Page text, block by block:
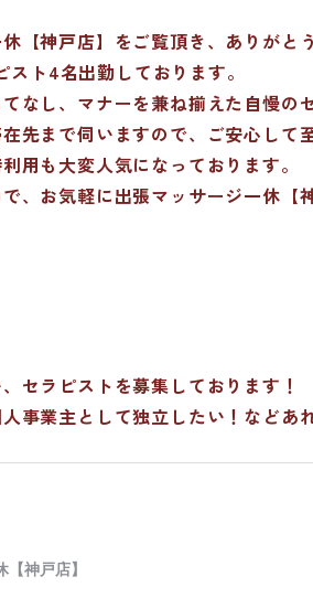
【神戸店】をご覧頂き、ありがと
ト4名出勤しております。
なし、マナーを兼ね揃えた自慢の
先まで伺いますので、ご安心して
用も大変人気になっております。
、お気軽に出張マッサージ一休【
セラピストを募集しております！
事業主として独立したい！などあ